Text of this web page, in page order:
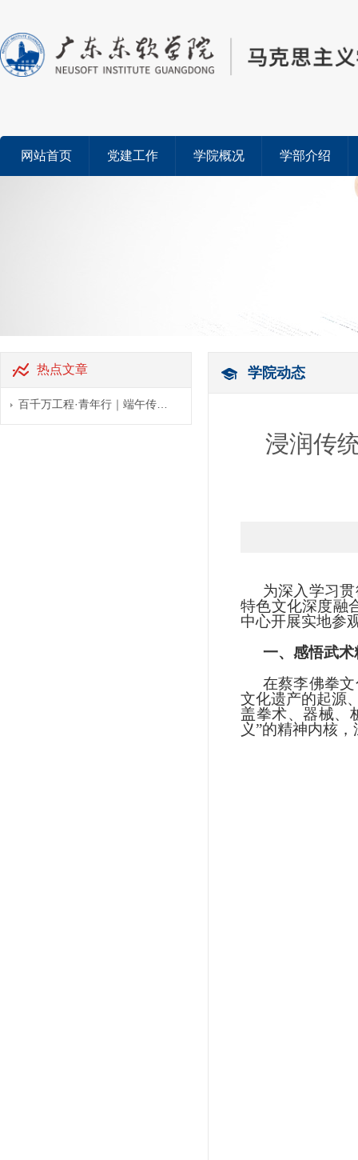
网站首页 党建工作 学院概况 学部介绍
热点文章
百千万工程·青年行｜端午传…
学院动态
浸润传
为深入学习
特色文化深度融
中心开展实地参
一、感悟武
在蔡李佛拳
文化遗产的起源
盖拳术、器械、
义”的精神内核